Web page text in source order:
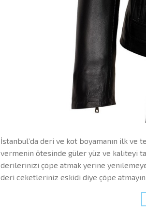
İstanbul’da deri ve kot boyamanın ilk
vermenin ötesinde güler yüz ve kaliteyi
derilerinizi çöpe atmak yerine
deri ceketleriniz eskidi diye çöpe